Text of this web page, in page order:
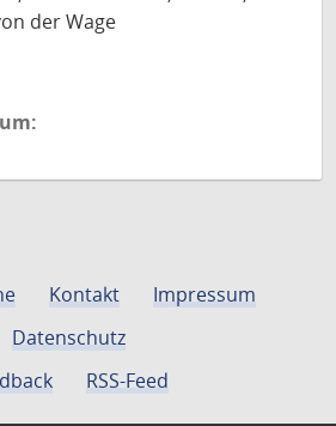
der Wage
Kontakt
Impressum
Datenschutz
RSS-Feed